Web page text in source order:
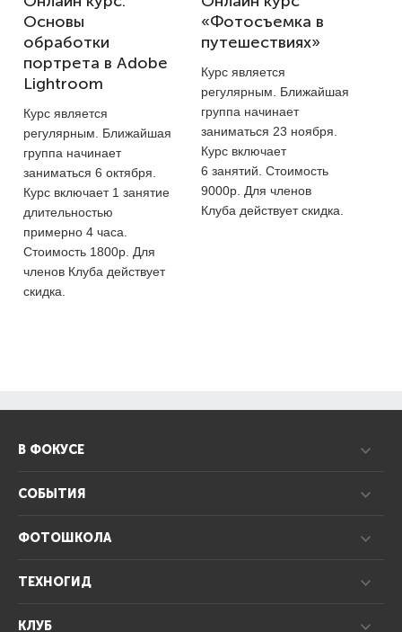
Основы
обработки
портрета в Adobe
Lightroom
Курс является
регулярным. Ближайшая
группа начинает
заниматься 6 октября.
Курс включает 1 занятие
длительностью
примерно 4 часа.
Стоимость 1800р. Для
членов Клуба действует
скидка.
«Фотосъемка в
путешествиях»
Курс является
регулярным. Ближайшая
группа начинает
заниматься 23 ноября.
Курс включает
6 занятий. Стоимость
9000р. Для членов
Клуба действует скидка.
В ФОКУСЕ
СОБЫТИЯ
ФОТОШКОЛА
ТЕХНОГИД
КЛУБ